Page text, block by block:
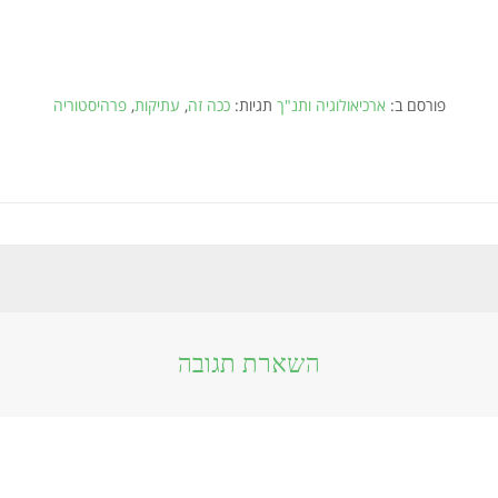
פורסם ב: ארכיאולוגיה ותנ"ך תגיות:ככה זה, עתיקות,פרהיסטוריה
השארת תגובה